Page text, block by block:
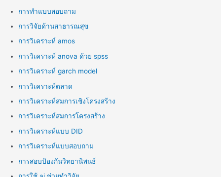
การทำแบบสอบถาม
การวิจัยด้านสาธารณสุข
การวิเคราะห์ amos
การวิเคราะห์ anova ด้วย spss
การวิเคราะห์ garch model
การวิเคราะห์ตลาด
การวิเคราะห์สมการเชิงโครงสร้าง
การวิเคราะห์สมการโครงสร้าง
การวิเคราะห์แบบ DID
การวิเคราะห์แบบสอบถาม
การสอบป้องกันวิทยานิพนธ์